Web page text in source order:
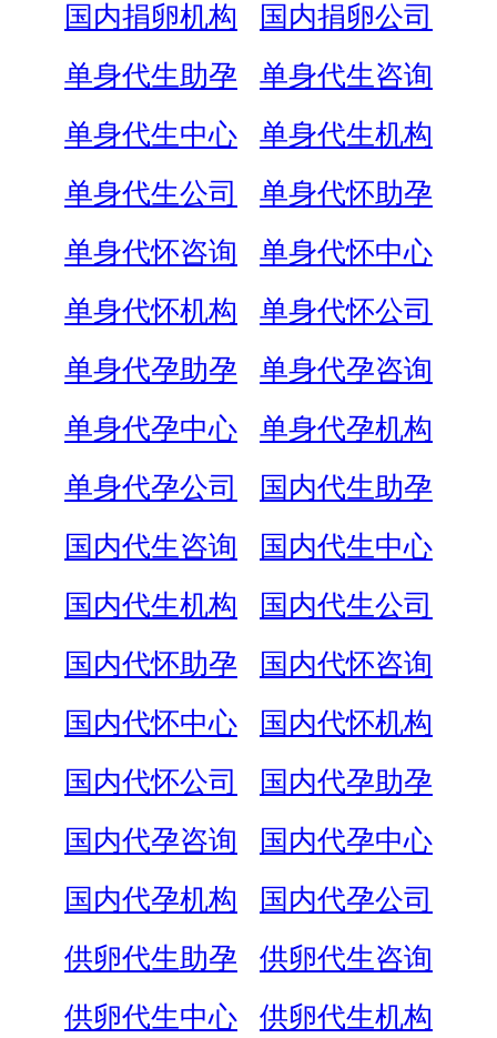
国内捐卵机构
国内捐卵公司
单身代生助孕
单身代生咨询
单身代生中心
单身代生机构
单身代生公司
单身代怀助孕
单身代怀咨询
单身代怀中心
单身代怀机构
单身代怀公司
单身代孕助孕
单身代孕咨询
单身代孕中心
单身代孕机构
单身代孕公司
国内代生助孕
国内代生咨询
国内代生中心
国内代生机构
国内代生公司
国内代怀助孕
国内代怀咨询
国内代怀中心
国内代怀机构
国内代怀公司
国内代孕助孕
国内代孕咨询
国内代孕中心
国内代孕机构
国内代孕公司
供卵代生助孕
供卵代生咨询
供卵代生中心
供卵代生机构